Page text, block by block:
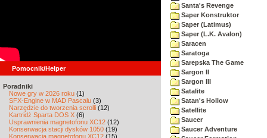
Pomocnik/Helper
Poradniki
Nowe gry w 2026 roku (1)
SFX-Engine w MAD Pascalu (3)
Narzędzie do tworzenia scrolli (12)
Kartridż Sparta DOS X (6)
Usprawnienia magnetofonu XC12 (12)
Konserwacja stacji dysków 1050 (19)
Konserwacja magnetofonu XC12 (15)
Santa's Revenge
Saper Konstruktor
Saper (Latimus)
Saper (L.K. Avalon)
Saracen
Saratoga
Sarepska The Game
Sargon II
Sargon III
Satalite
Satan's Hollow
Satellite
Saucer
Saucer Adventure